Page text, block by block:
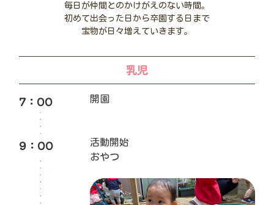
毎日が仲間とのかけがえのない時間。
初めて出会った日から卒園する日まで
宝物が日々増えていきます。
乳児
7：00 開園
9：00
活動開始
おやつ